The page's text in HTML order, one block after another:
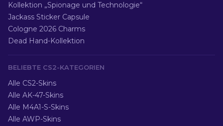
Kollektion „Spionage und Technologie“
Jackass Sticker Capsule
Cologne 2026 Charms
Dead Hand-Kollektion
BELIEBTE CS2-KATEGORIEN
Alle CS2-Skins
Alle AK-47-Skins
Alle M4A1-S-Skins
Alle AWP-Skins